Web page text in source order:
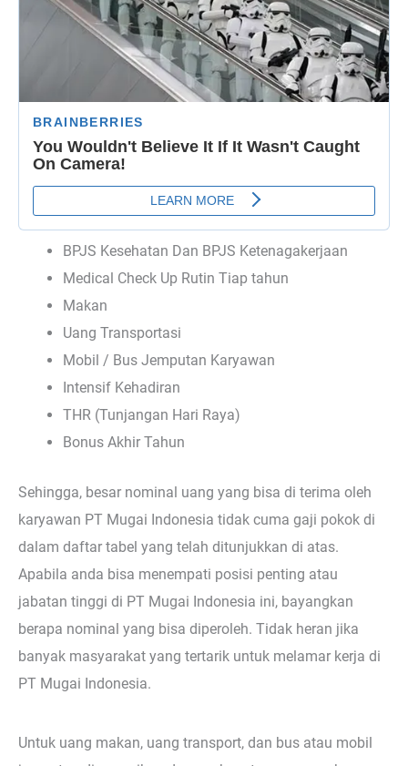
BPJS Kesehatan Dan BPJS Ketenagakerjaan
Medical Check Up Rutin Tiap tahun
Makan
Uang Transportasi
Mobil / Bus Jemputan Karyawan
Intensif Kehadiran
THR (Tunjangan Hari Raya)
Bonus Akhir Tahun
Sehingga, besar nominal uang yang bisa di terima oleh
karyawan PT Mugai Indonesia tidak cuma gaji pokok di
dalam daftar tabel yang telah ditunjukkan di atas.
Apabila anda bisa menempati posisi penting atau
jabatan tinggi di PT Mugai Indonesia ini, bayangkan
berapa nominal yang bisa diperoleh. Tidak heran jika
banyak masyarakat yang tertarik untuk melamar kerja di
PT Mugai Indonesia.
Untuk uang makan, uang transport, dan bus atau mobil